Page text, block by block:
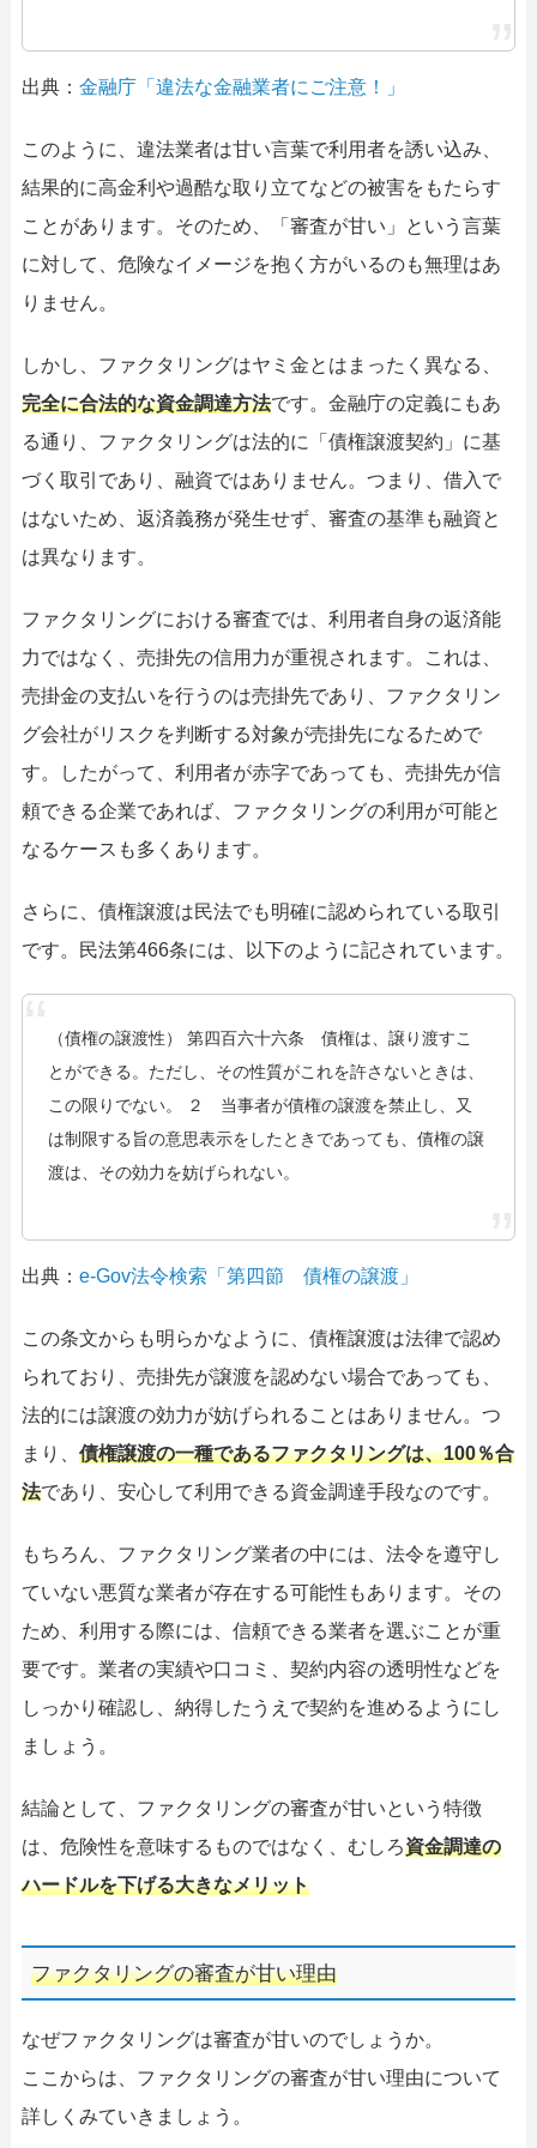
出典： 金融庁「違法な金融業者にご注意！」
このように、違法業者は甘い言葉で利用者を誘い込み、
結果的に高金利や過酷な取り立てなどの被害をもたらす
ことがあります。そのため、「審査が甘い」という言葉
に対して、危険なイメージを抱く方がいるのも無理はあ
りません。
しかし、ファクタリングはヤミ金とはまったく異なる、
完全に合法的な資金調達方法です。金融庁の定義にもあ
る通り、ファクタリングは法的に「債権譲渡契約」に基
づく取引であり、融資ではありません。つまり、借入で
はないため、返済義務が発生せず、審査の基準も融資と
は異なります。
ファクタリングにおける審査では、利用者自身の返済能
力ではなく、売掛先の信用力が重視されます。これは、
売掛金の支払いを行うのは売掛先であり、ファクタリン
グ会社がリスクを判断する対象が売掛先になるためで
す。したがって、利用者が赤字であっても、売掛先が信
頼できる企業であれば、ファクタリングの利用が可能と
なるケースも多くあります。
さらに、債権譲渡は民法でも明確に認められている取引
です。民法第466条には、以下のように記されています。
（債権の譲渡性） 第四百六十六条 債権は、譲り渡すこ
とができる。ただし、その性質がこれを許さないときは、
この限りでない。 ２ 当事者が債権の譲渡を禁止し、又
は制限する旨の意思表示をしたときであっても、債権の譲
渡は、その効力を妨げられない。
出典： e-Gov法令検索「第四節 債権の譲渡」
この条文からも明らかなように、債権譲渡は法律で認め
られており、売掛先が譲渡を認めない場合であっても、
法的には譲渡の効力が妨げられることはありません。つ
まり、 債権譲渡の一種であるファクタリングは、100％合
法であり、安心して利用できる資金調達手段なのです。
もちろん、ファクタリング業者の中には、法令を遵守し
ていない悪質な業者が存在する可能性もあります。その
ため、利用する際には、信頼できる業者を選ぶことが重
要です。業者の実績や口コミ、契約内容の透明性などを
しっかり確認し、納得したうえで契約を進めるようにし
ましょう。
結論として、ファクタリングの審査が甘いという特徴
は、危険性を意味するものではなく、むしろ資金調達の
ハードルを下げる大きなメリット
ファクタリングの審査が甘い理由
なぜファクタリングは審査が甘いのでしょうか。
ここからは、ファクタリングの審査が甘い理由について
詳しくみていきましょう。